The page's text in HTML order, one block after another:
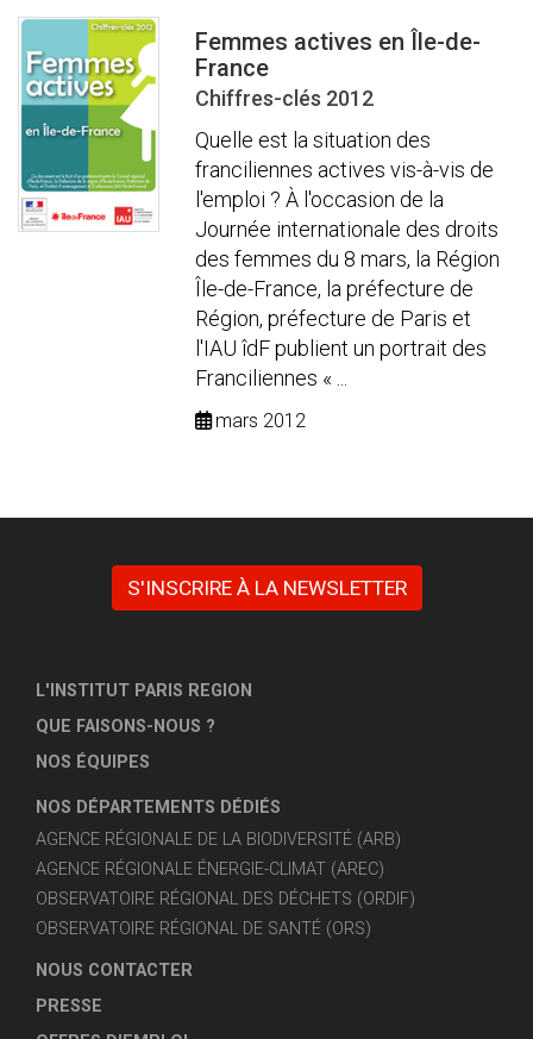
Femmes actives en Île-de-
France
Chiffres-clés 2012
Quelle est la situation des
franciliennes actives vis-à-vis de
l'emploi ? À l'occasion de la
Journée internationale des droits
des femmes du 8 mars, la Région
Île-de-France, la préfecture de
Région, préfecture de Paris et
l'IAU îdF publient un portrait des
Franciliennes « ...
mars 2012
S'INSCRIRE À LA NEWSLETTER
L'INSTITUT PARIS REGION
QUE FAISONS-NOUS ?
NOS ÉQUIPES
NOS DÉPARTEMENTS DÉDIÉS
AGENCE RÉGIONALE DE LA BIODIVERSITÉ (ARB)
AGENCE RÉGIONALE ÉNERGIE-CLIMAT (AREC)
OBSERVATOIRE RÉGIONAL DES DÉCHETS (ORDIF)
OBSERVATOIRE RÉGIONAL DE SANTÉ (ORS)
NOUS CONTACTER
PRESSE